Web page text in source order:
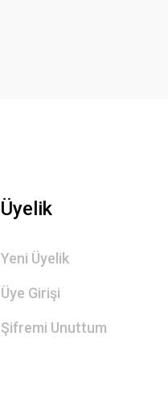
Üyelik
Yeni Üyelik
Üye Girişi
Şifremi Unuttum